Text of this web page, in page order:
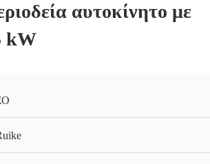
αυτοκίνητο με
kW